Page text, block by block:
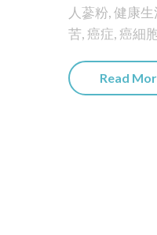
人蔘粉,健康生
苦,癌症,癌細
Read